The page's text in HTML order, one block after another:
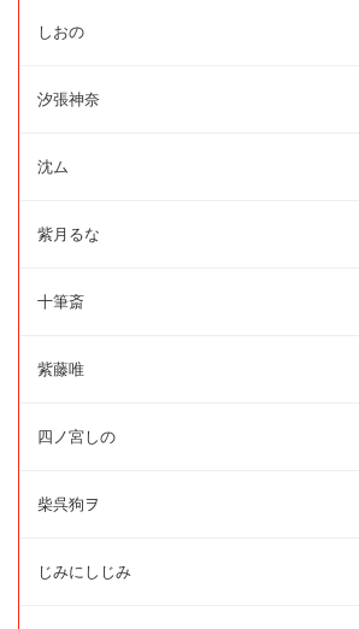
しおの
汐張神奈
沈ム
紫月るな
十筆斎
紫藤唯
四ノ宮しの
柴呉狗ヲ
じみにしじみ